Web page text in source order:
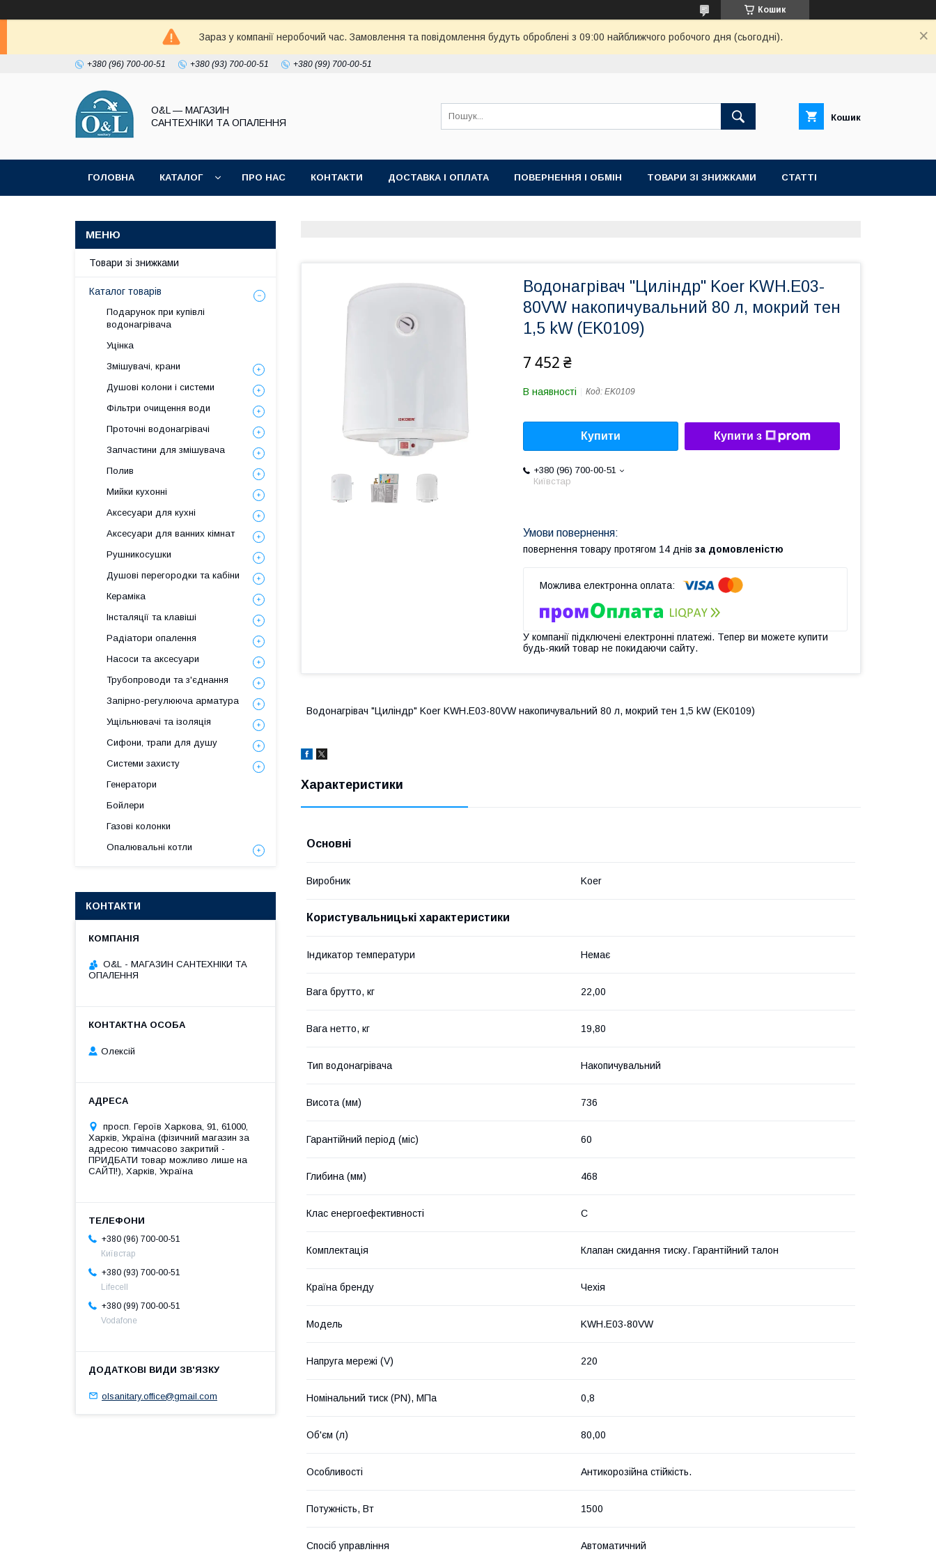
Кошик
Зараз у компанії неробочий час. Замовлення та повідомлення будуть оброблені з 09:00 найближчого робочого дня (сьогодні).
+380 (96) 700-00-51 +380 (93) 700-00-51 +380 (99) 700-00-51
O&L — МАГАЗИН
САНТЕХНІКИ ТА ОПАЛЕННЯ
Кошик
ГОЛОВНА КАТАЛОГ ПРО НАС КОНТАКТИ ДОСТАВКА І ОПЛАТА ПОВЕРНЕННЯ І ОБМІН ТОВАРИ ЗІ ЗНИЖКАМИ СТАТТІ
Водонагрівач "Циліндр" Koer KWH.E03-
80VW накопичувальний 80 л, мокрий тен
1,5 kW (EK0109)
7 452 ₴
В наявності Код: EK0109
Купити Купити з
+380 (96) 700-00-51
Київстар
повернення товару протягом 14 днів за домовленістю
У компанії підключені електронні платежі. Тепер ви можете купити
будь-який товар не покидаючи сайту.
Водонагрівач "Циліндр" Koer KWH.E03-80VW накопичувальний 80 л, мокрий тен 1,5 kW (EK0109)
Характеристики
Основні
Виробник Koer
Користувальницькі характеристики
Індикатор температури Немає
Вага брутто, кг 22,00
Вага нетто, кг 19,80
Тип водонагрівача Накопичувальний
Висота (мм) 736
Гарантійний період (міс) 60
Глибина (мм) 468
Клас енергоефективності C
Комплектація Клапан скидання тиску. Гарантійний талон
Країна бренду Чехія
Мoдель KWH.E03-80VW
Напруга мережі (V) 220
Номінальний тиск (PN), МПа 0,8
Об'єм (л) 80,00
Особливості Антикорозійна стійкість.
Потужність, Вт 1500
Спосіб управління Автоматичний
Товари зі знижками
Каталог товарів
Подарунок при купівлі
водонагрівача
Уцінка
Змішувачі, крани
Душові колони і системи
Фільтри очищення води
Проточні водонагрівачі
Запчастини для змішувача
Полив
Мийки кухонні
Аксесуари для кухні
Аксесуари для ванних кімнат
Рушникосушки
Душові перегородки та кабіни
Кераміка
Інсталяції та клавіші
Радіатори опалення
Насоси та аксесуари
Трубопроводи та з'єднання
Запірно-регулююча арматура
Ущільнювачі та ізоляція
Сифони, трапи для душу
Системи захисту
Генератори
Бойлери
Газові колонки
Опалювальні котли
КОНТАКТИ
O&L - МАГАЗИН САНТЕХНІКИ ТА
ОПАЛЕННЯ
Олексій
просп. Героїв Харкова, 91, 61000,
Харків, Україна (фізичний магазин за
адресою тимчасово закритий -
ПРИДБАТИ товар можливо лише на
САЙТІ!), Харків, Україна
+380 (96) 700-00-51
Київстар
+380 (93) 700-00-51
Lifecell
+380 (99) 700-00-51
Vodafone
olsanitary.office@gmail.com